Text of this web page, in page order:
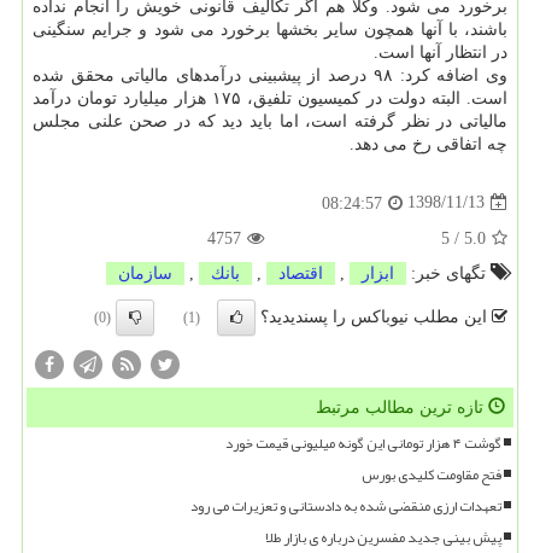
برخورد می شود. وكلا هم اگر تكالیف قانونی خویش را انجام نداده
باشند، با آنها همچون سایر بخشها برخورد می شود و جرایم سنگینی
در انتظار آنها است.
وی اضافه كرد: ۹۸ درصد از پیشبینی درآمدهای مالیاتی محقق شده
است. البته دولت در كمیسیون تلفیق، ۱۷۵ هزار میلیارد تومان درآمد
مالیاتی در نظر گرفته است، اما باید دید كه در صحن علنی مجلس
چه اتفاقی رخ می دهد.
1398/11/13
08:24:57
5.0
/
5
4757
تگهای خبر:
ابزار اقتصاد بانك سازمان
این مطلب نیوباکس را پسندیدید؟ (1)
(0)
تازه ترین مطالب مرتبط
گوشت ۴ هزار تومانی این گونه میلیونی قیمت خورد
فتح مقاومت کلیدی بورس
تعهدات ارزی منقضی شده به دادستانی و تعزیرات می رود
پیش بینی جدید مفسرین درباره ی بازار طلا